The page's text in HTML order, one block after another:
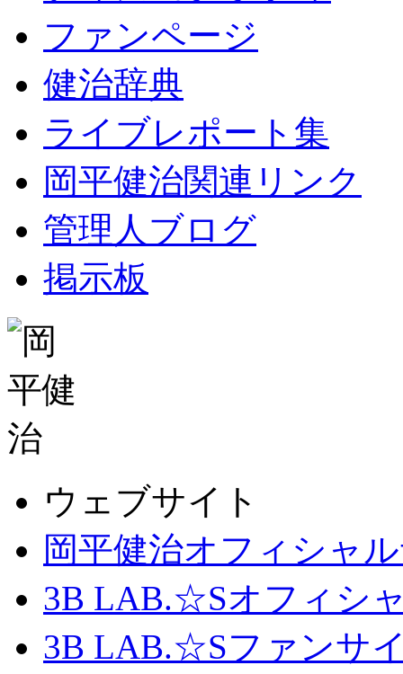
ファンページ
健治辞典
ライブレポート集
岡平健治関連リンク
管理人ブログ
掲示板
ウェブサイト
岡平健治オフィシャ
3B LAB.☆Sオフィシ
3B LAB.☆Sファンサイ